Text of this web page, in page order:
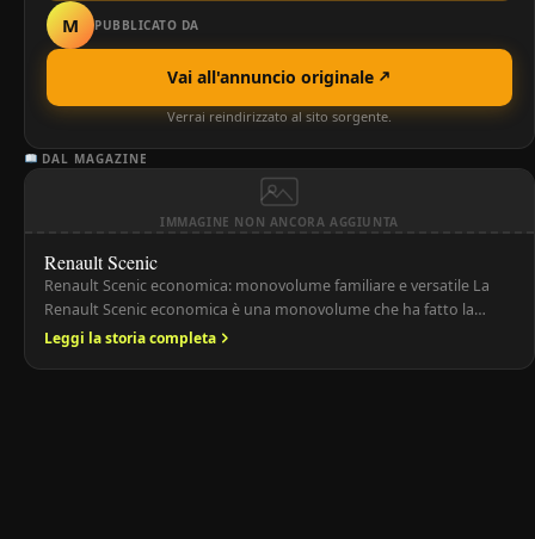
M PUBBLICATO DA
Vai all'annuncio originale
Verrai reindirizzato al sito sorgente.
DAL MAGAZINE
IMMAGINE NON ANCORA AGGIUNTA
Renault Scenic
Renault Scenic economica: monovolume familiare e versatile La
Renault Scenic economica è una monovolume che ha fatto la
storia del segmento grazie alla sua praticità, spazio interno e
Leggi la storia completa